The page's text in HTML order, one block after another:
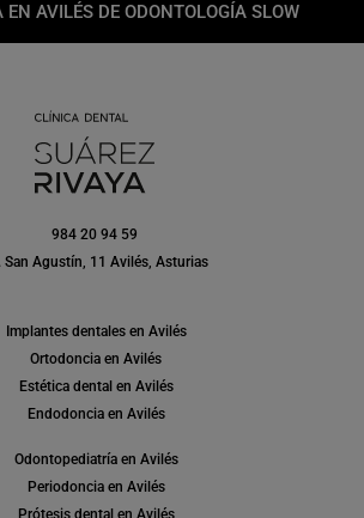
EN AVILÉS DE ODONTOLOGÍA SLOW
984 20 94 59
San Agustín, 11 Avilés, Asturias
Implantes dentales en Avilés
Ortodoncia en Avilés
Estética dental en Avilés
Endodoncia en Avilés
Odontopediatría en Avilés
Periodoncia en Avilés
Prótesis dental en Avilés